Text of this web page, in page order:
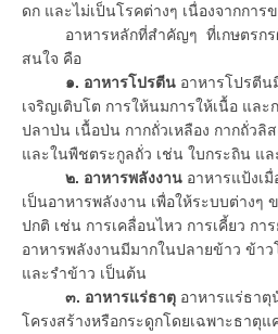
ดก และไม่เป็นโรคต่างๆ เนื่องจากการ
อาหารหลักที่สำคัญๆ ที่เกษตรกรผู้
สนใจ คือ
๑. อาหารโปรตีน อาหารโปรตีน
เจริญเติบโต การให้นมการให้เนื้อ แล
ปลาป่น เนื้อป่น กากถั่วเหลือง กากถั่วลิ
และในพืชตระกูลถั่ว เช่น ใบกระถิน แ
๒. อาหารพลังงาน อาหารแป้งเ
เป็นอาหารพลังงาน เพื่อให้ระบบต่างๆ
ปกติ เช่น การเคลื่อนไหว การเคี้ยว กา
อาหารพลังงานมีมากในปลายข้าว ข้า
และรำข้าว เป็นต้น
๓. อาหารแร่ธาตุ อาหารแร่ธา
โครงสร้างหรือกระดูกโดยเฉพาะธาตุ